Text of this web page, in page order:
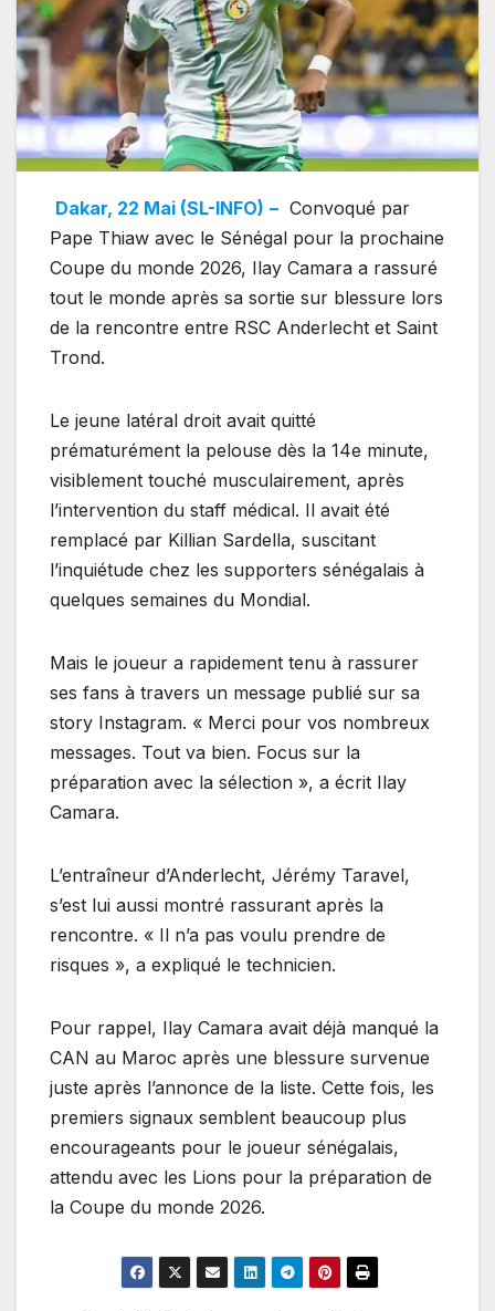
Dakar, 22 Mai (SL-INFO) – Convoqué par
Pape Thiaw avec le Sénégal pour la prochaine
Coupe du monde 2026, Ilay Camara a rassuré
tout le monde après sa sortie sur blessure lors
de la rencontre entre RSC Anderlecht et Saint
Trond.
Le jeune latéral droit avait quitté
prématurément la pelouse dès la 14e minute,
visiblement touché musculairement, après
l’intervention du staff médical. Il avait été
remplacé par Killian Sardella, suscitant
l’inquiétude chez les supporters sénégalais à
quelques semaines du Mondial.
Mais le joueur a rapidement tenu à rassurer
ses fans à travers un message publié sur sa
story Instagram. « Merci pour vos nombreux
messages. Tout va bien. Focus sur la
préparation avec la sélection », a écrit Ilay
Camara.
L’entraîneur d’Anderlecht, Jérémy Taravel,
s’est lui aussi montré rassurant après la
rencontre. « Il n’a pas voulu prendre de
risques », a expliqué le technicien.
Pour rappel, Ilay Camara avait déjà manqué la
CAN au Maroc après une blessure survenue
juste après l’annonce de la liste. Cette fois, les
premiers signaux semblent beaucoup plus
encourageants pour le joueur sénégalais,
attendu avec les Lions pour la préparation de
la Coupe du monde 2026.